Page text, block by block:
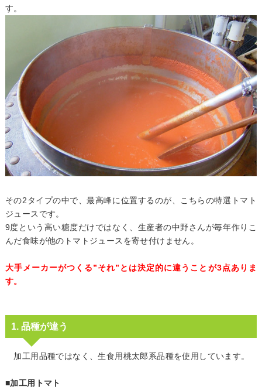
す。
その2タイプの中で、最高峰に位置するのが、こちらの特選トマト
ジュースです。
9度という高い糖度だけではなく、生産者の中野さんが毎年作りこ
んだ食味が他のトマトジュースを寄せ付けません。
大手メーカーがつくる”それ”とは決定的に違うことが3点ありま
す。
1. 品種が違う
加工用品種ではなく、生食用桃太郎系品種を使用しています。
■加工用トマト